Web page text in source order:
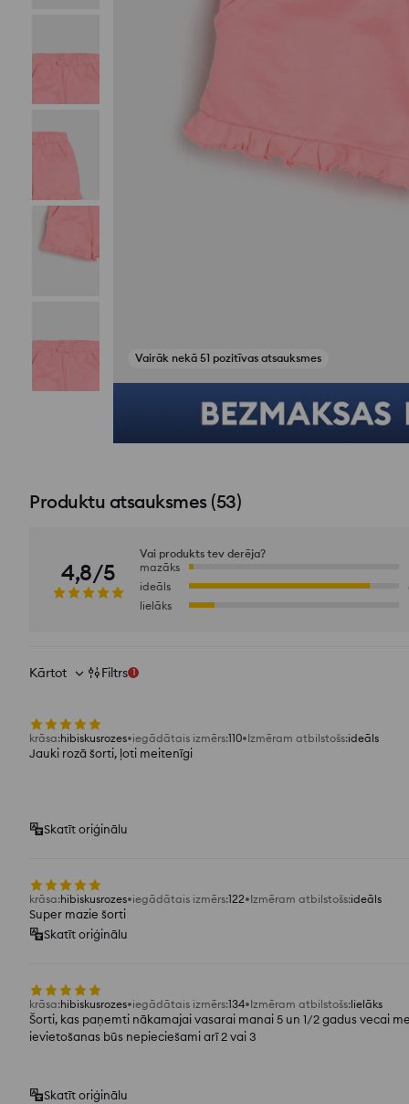
Vairāk nekā 51 pozitīvas atsauksmes
Skatīt fotoattēlus no atsauksmēm
Produktu atsauksmes(53)
4,8/5
Vai produkts tev derēja?
mazāks
ideāls
lielāks
Kārtot Filtrs 1
krāsa:hibiskusrozes iegādātais izmērs:110 Izmēram atbilstošs:ideāls
Jauki rozā šorti, ļoti meitenīgi
Skatīt oriģinālu
krāsa:hibiskusrozes iegādātais izmērs:122 Izmēram atbilstošs:ideāls
Super mazie šorti
Skatīt oriģinālu
krāsa:hibiskusrozes iegādātais izmērs:134 Izmēram atbilstošs:lielāks
Šorti, kas paņemti nākamajai vasarai manai 5 un 1/2 gadus vecai
ievietošanas būs nepieciešami arī 2 vai 3
Skatīt oriģinālu